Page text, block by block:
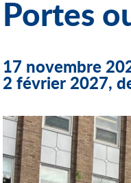
Portes
17 novembre
2 février 2027,